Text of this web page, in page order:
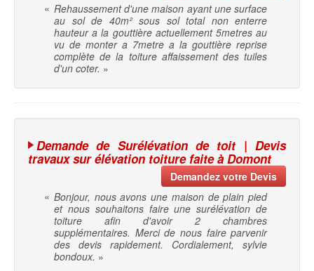
« Rehaussement d'une maison ayant une surface
au sol de 40m² sous sol total non enterre
hauteur a la gouttière actuellement 5metres au
vu de monter a 7metre a la gouttière reprise
complète de la toiture affaissement des tuiles
d'un coter. »
Demande de Surélévation de toit | Devis
travaux sur élévation toiture faite à Domont
Demandez votre Devis
« Bonjour, nous avons une maison de plain pied
et nous souhaitons faire une surélévation de
toiture afin d'avoir 2 chambres
supplémentaires. Merci de nous faire parvenir
des devis rapidement. Cordialement, sylvie
bondoux. »